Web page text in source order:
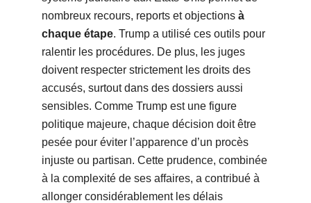
nombreux recours, reports et objections à
chaque étape. Trump a utilisé ces outils pour
ralentir les procédures. De plus, les juges
doivent respecter strictement les droits des
accusés, surtout dans des dossiers aussi
sensibles. Comme Trump est une figure
politique majeure, chaque décision doit être
pesée pour éviter l’apparence d’un procès
injuste ou partisan. Cette prudence, combinée
à la complexité de ses affaires, a contribué à
allonger considérablement les délais